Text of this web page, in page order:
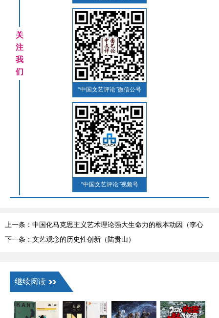
关
注
我
们
“中国文艺评论”微信公号
“中国文艺评论”视频号
上一条：中国化马克思主义艺术理论强大生命力的根本动因（李心
峰）
下一条：文艺观念的历史性创新（陆贵山）
继续阅读